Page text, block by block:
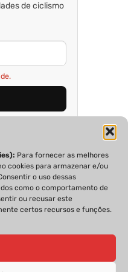
Para fornecer as melhores
cookies para armazenar e/ou
o uso dessas
como o comportamento de
ou recusar este
certos recursos e funções.
de ciclismo
ESTATUTO EDITORIAL